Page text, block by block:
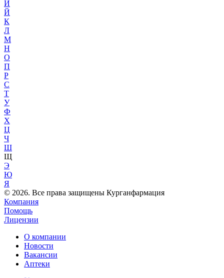
И
Й
К
Л
М
Н
О
П
Р
С
Т
У
Ф
Х
Ц
Ч
Ш
Щ
Э
Ю
Я
© 2026. Все права защищены Курганфармация
Компания
Помощь
Лицензии
О компании
Новости
Вакансии
Аптеки